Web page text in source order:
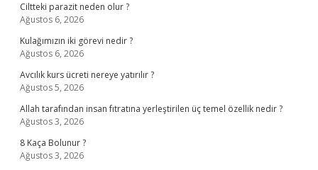
Ciltteki parazit neden olur ?
Ağustos 6, 2026
Kulağımızın iki görevi nedir ?
Ağustos 6, 2026
Avcılık kurs ücreti nereye yatırılır ?
Ağustos 5, 2026
Allah tarafından insan fıtratına yerleştirilen üç temel özellik nedir ?
Ağustos 3, 2026
8 Kaça Bolunur ?
Ağustos 3, 2026